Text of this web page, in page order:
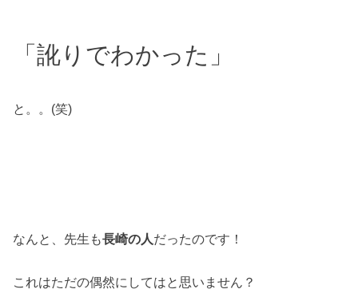
「訛りでわかった」
と。。(笑)
なんと、先生も長崎の人だったのです！
これはただの偶然にしてはと思いません？